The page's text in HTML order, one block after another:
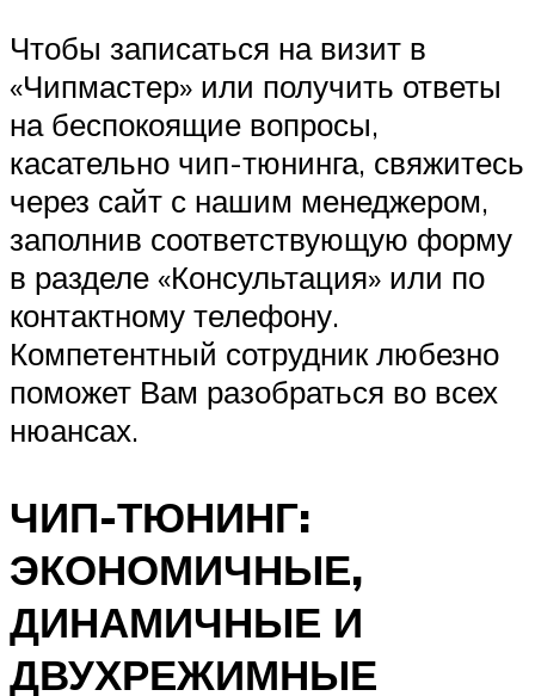
Чтобы записаться на визит в
«Чипмастер» или получить ответы
на беспокоящие вопросы,
касательно чип-тюнинга, свяжитесь
через сайт с нашим менеджером,
заполнив соответствующую форму
в разделе «Консультация» или по
контактному телефону.
Компетентный сотрудник любезно
поможет Вам разобраться во всех
нюансах.
ЧИП-ТЮНИНГ:
ЭКОНОМИЧНЫЕ,
ДИНАМИЧНЫЕ И
ДВУХРЕЖИМНЫЕ